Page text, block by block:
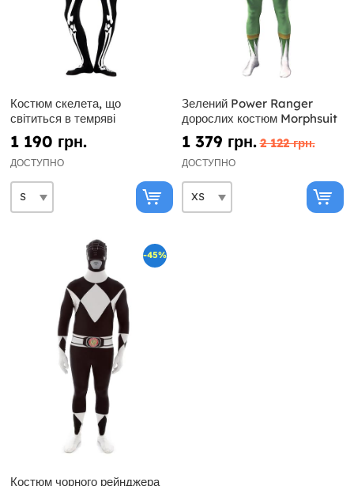
Костюм скелета, що
світиться в темряві
1 190 грн.
ДОСТУПНО
Зелений Power Ranger
дорослих костюм Morphsuit
1 379 грн. 2 122 грн.
ДОСТУПНО
-45%
Костюм чорного рейнджера